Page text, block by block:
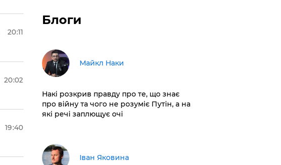
20:11
20:02
19:40
Блоги
Майкл Наки
Накі розкрив правду про те, що знає
про війну та чого не розуміє Путін, а на
які речі заплющує очі
Іван Яковина